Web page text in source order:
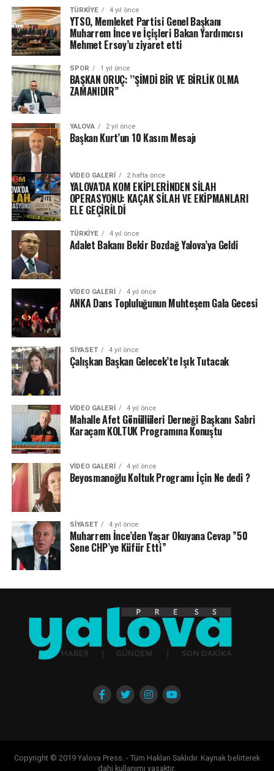
TÜRKIYE 4 yıl önce
YTSO, Memleket Partisi Genel Başkanı
Muharrem İnce ve İçişleri Bakan Yardımcısı
Mehmet Ersoy’u ziyaret etti
SPOR 1 yıl önce
BAŞKAN ORUÇ: ’’ŞİMDİ BİR VE BİRLİK OLMA
ZAMANIDIR’’
YALOVA 2 yıl önce
Başkan Kurt’un 10 Kasım Mesajı
VIDEO GALERI 2 hafta önce
YALOVA’DA KOM EKİPLERİNDEN SİLAH
OPERASYONU: KAÇAK SİLAH VE EKİPMANLARI
ELE GEÇİRİLDİ
TÜRKIYE 4 yıl önce
Adalet Bakanı Bekir Bozdağ Yalova’ya Geldi
VIDEO GALERI 4 yıl önce
ANKA Dans Topluluğunun Muhteşem Gala Gecesi
SIYASET 4 yıl önce
Çalışkan Başkan Gelecek’te Işık Tutacak
VIDEO GALERI 4 yıl önce
Mahalle Afet Gönüllüleri Derneği Başkanı Sabri
Karaçam KOLTUK Programına Konuştu
VIDEO GALERI 4 yıl önce
Beyosmanoğlu Koltuk Programı İçin Ne dedi ?
SIYASET 4 yıl önce
Muharrem İnce’den Yaşar Okuyana Cevap ”50
Sene CHP’ye Küfür Etti”
Copyright © 2019 Yalova Press. - Tüm Hakları Saklıdır. Kaynak belirterek
dahi kullanımı yasaktır.